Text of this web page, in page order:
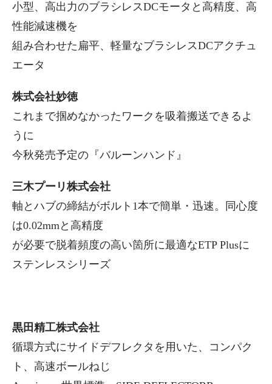
小型、高出力のブラシレスDCモータと高精度、高
性能減速機を
組み合わせた扁平、軽量なブラシレスDCアクチュ
エータ
株式会社妙徳
これまで掴めなかったワークを吸着搬送できるよ
うに
今秋発売予定の『バルーンハンド』
三木プーリ株式会社
軸とハブの締結がボルト1本で簡単・迅速。同心度
は0.02mmと高精度
が必要で脱着頻度の高い箇所に最適なETP Plusに
ステンレスシリーズ
黒田精工株式会社
循環方式にサイドデフレクタを用いた、コンパク
ト、高速ボールねじ